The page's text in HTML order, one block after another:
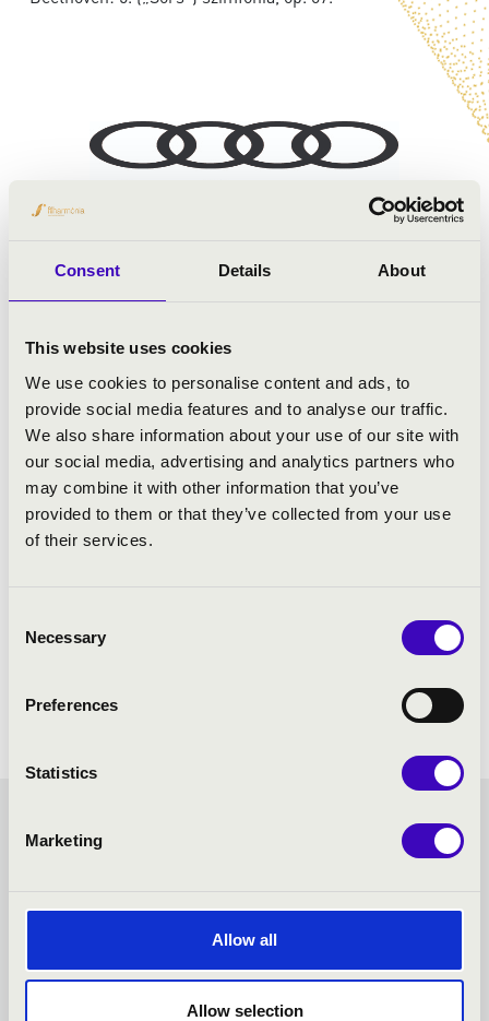
Consent Details About
This website uses cookies
We use cookies to personalise content and ads, to
provide social media features and to analyse our traffic.
We also share information about your use of our site with
our social media, advertising and analytics partners who
may combine it with other information that you’ve
provided to them or that they’ve collected from your use
of their services.
Selection
Necessary
Preferences
Statistics
Marketing
Allow all
Allow selection
SZIVÁRVÁNY BÉRLET -
KONCERTEK